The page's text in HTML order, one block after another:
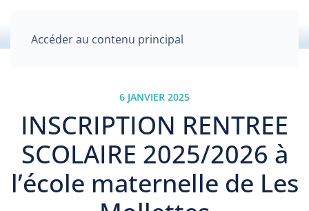
Accéder au contenu principal
6 JANVIER 2025
INSCRIPTION RENTREE
SCOLAIRE 2025/2026 à
l’école maternelle de Les